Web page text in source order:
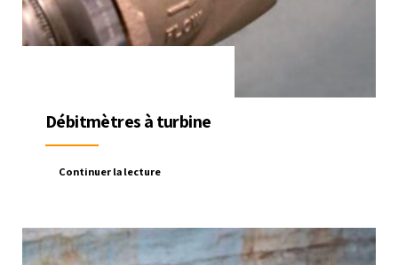
Débitmètres à turbine
Continuer la lecture